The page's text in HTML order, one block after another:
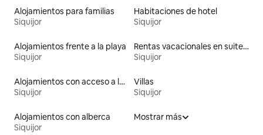
Alojamientos para familias
Siquijor
Habitaciones de hotel
Siquijor
Alojamientos frente a la playa
Siquijor
Rentas vacacionales en suites privadas
Siquijor
Alojamientos con acceso a la playa
Siquijor
Villas
Siquijor
Alojamientos con alberca
Siquijor
Mostrar más